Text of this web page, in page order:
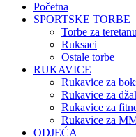
Početna
SPORTSKE TORBE
Torbe za teretanu
Ruksaci
Ostale torbe
RUKAVICE
Rukavice za
Rukavice za
Rukavice za
Rukavice za
ODJEĆA